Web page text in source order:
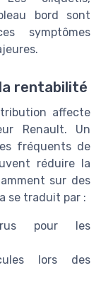
bord sont
symptômes
rentabilité
affecte
Renault. Un
fréquents de
réduire la
sur des
se traduit par :
pour les
lors des